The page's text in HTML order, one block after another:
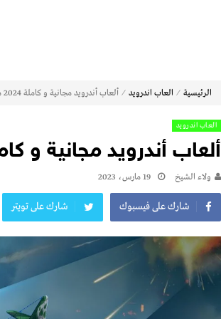
الرئيسية ⁄ العاب اندرويد ⁄ ألعاب أندرويد مجانية و كاملة 2024 مجانية
العاب اندرويد
ألعاب أندرويد مجانية و كاملة 2024
ولاء الشيخ 19 مارس، 2023
شارك على فيسبوك شارك على تويتر